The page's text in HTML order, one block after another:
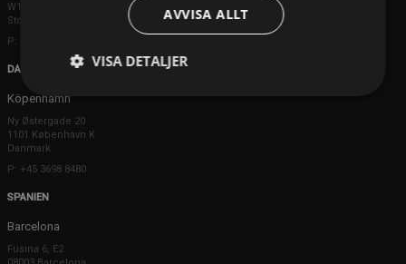
W1K 5DS London
Storbritannien
P: +44 203 608 8181
DANMARK
Köpenhamn
Ny Østergade 20
1101 København K
Danmark
P: +45 3698 8480
SPANIEN
Barcelona
Fusina 6, E2
AVVISA ALLT
VISA DETALJER